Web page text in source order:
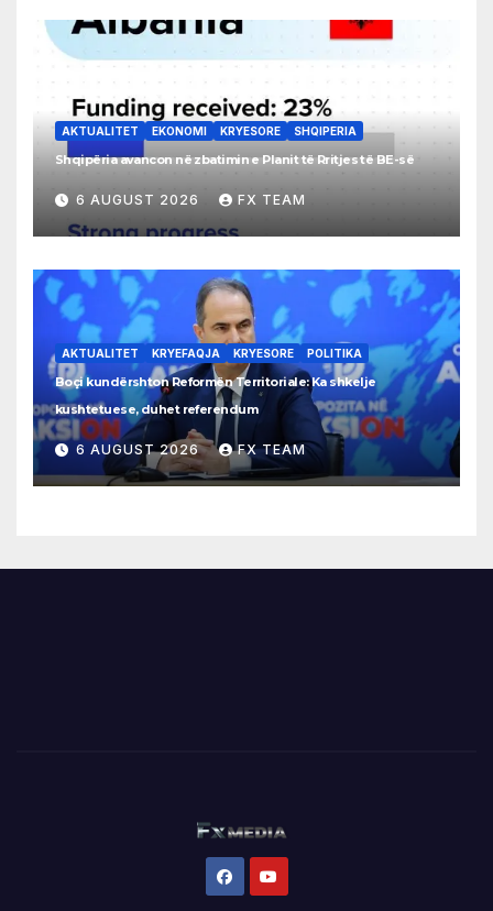
AKTUALITET EKONOMI KRYESORE SHQIPERIA
Shqipëria avancon në zbatimin e Planit të Rritjes të BE-së
6 AUGUST 2026 FX TEAM
AKTUALITET KRYEFAQJA KRYESORE POLITIKA
Boçi kundërshton Reformën Territoriale: Ka shkelje
kushtetuese, duhet referendum
6 AUGUST 2026 FX TEAM